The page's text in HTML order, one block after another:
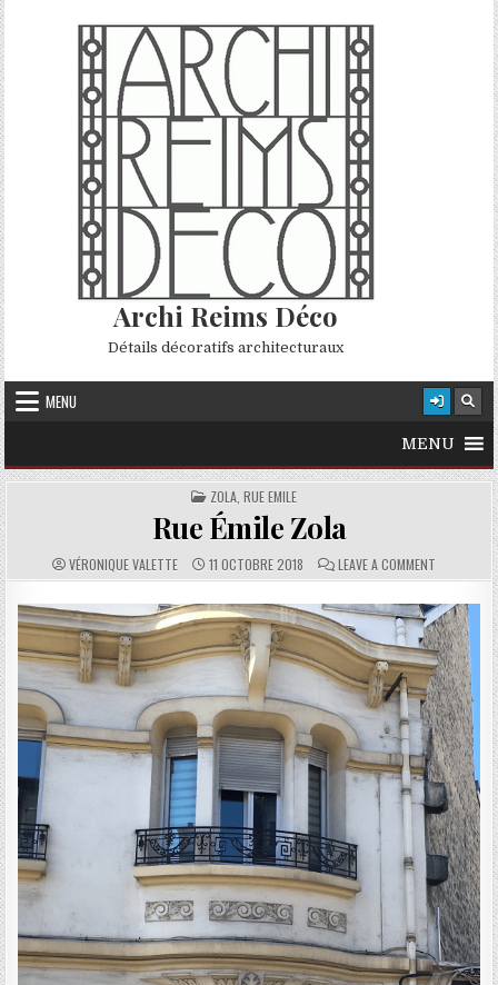
Skip to content
Archi Reims Déco
Détails décoratifs architecturaux
MENU
MENU
POSTED IN
ZOLA, RUE EMILE
Rue Émile Zola
AUTHOR:
VÉRONIQUE VALETTE PUBLISHED DATE:
11 OCTOBRE 2018 COMMENTS:
LEAVE A COMMENTON RUE